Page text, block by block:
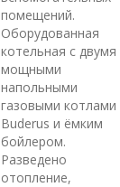
помещений.
Оборудованная
котельная с двумя
мощными
напольными
газовыми котлами
Buderus и ёмким
бойлером.
Разведено
отопление,